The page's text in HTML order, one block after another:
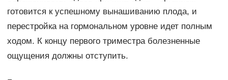
готовится к успешному вынашиванию плода, и
перестройка на гормональном уровне идет полным
ходом. К концу первого триместра болезненные
ощущения должны отступить.